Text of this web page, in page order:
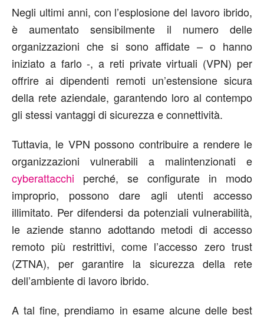
Negli ultimi anni, con l’esplosione del lavoro ibrido,
è aumentato sensibilmente il numero delle
organizzazioni che si sono affidate – o hanno
iniziato a farlo -, a reti private virtuali (VPN) per
offrire ai dipendenti remoti un’estensione sicura
della rete aziendale, garantendo loro al contempo
gli stessi vantaggi di sicurezza e connettività.
Tuttavia, le VPN possono contribuire a rendere le
organizzazioni vulnerabili a malintenzionati e
cyberattacchi perché, se configurate in modo
improprio, possono dare agli utenti accesso
illimitato. Per difendersi da potenziali vulnerabilità,
le aziende stanno adottando metodi di accesso
remoto più restrittivi, come l’accesso zero trust
(ZTNA), per garantire la sicurezza della rete
dell’ambiente di lavoro ibrido.
A tal fine, prendiamo in esame alcune delle best